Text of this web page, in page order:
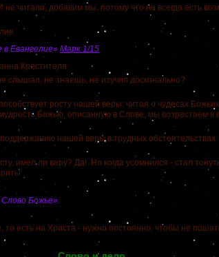
читали, добавим мы, потому что не всегда есть
в Евангелие» Марк.1/15
Иоанна Крестителя.
слышал, не знаешь, не изучил досконально?
росту нашей веры: читая о чудесах
Божью, описанную в Слове, мы возрастаем в
поддержанию нашей веры в трудных
имел ли веру? Да! Но когда усомнился - стал
Божье».
есть на Христа - нужно постоянно, чтобы не